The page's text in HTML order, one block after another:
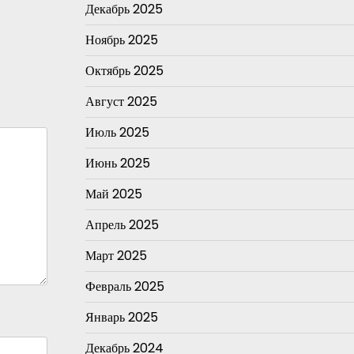
Декабрь 2025
Ноябрь 2025
Октябрь 2025
Август 2025
Июль 2025
Июнь 2025
Май 2025
Апрель 2025
Март 2025
Февраль 2025
Январь 2025
Декабрь 2024